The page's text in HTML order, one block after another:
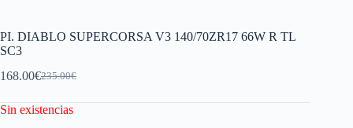
PI. DIABLO SUPERCORSA V3 140/70ZR17 66W R TL
SC3
235.00€
168.00€
Sin existencias